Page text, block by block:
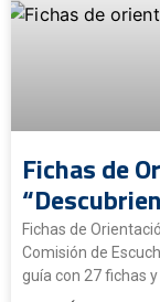
Fichas de
Fichas de
Comisión de
guía con 27 fichas